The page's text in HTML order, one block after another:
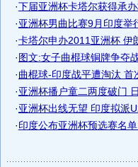
·下届亚洲杯卡塔尔获得承办
·亚洲杯男曲比赛9月印度举
·卡塔尔申办2011亚洲杯 伊
·图文:女子曲棍球铜牌争夺
·曲棍球-印度战平遭淘汰 首
·亚洲杯播户童二两度破门
·亚洲杯出线无望 印度拟派
·印度公布亚洲杯预选赛名单